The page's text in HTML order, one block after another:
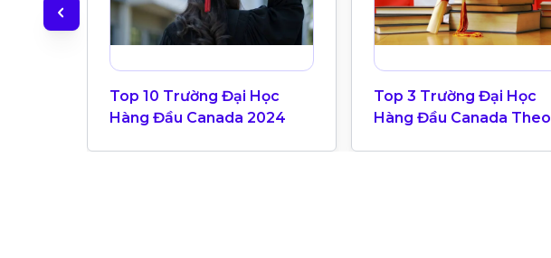
Top 10 Trường Đại Học
Hàng Đầu Canada 2024
Top 3 Trường Đại Học
Hàng Đầu Canada Theo